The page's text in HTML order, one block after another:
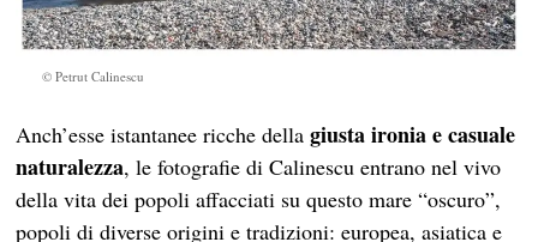
© Petrut Calinescu
Anch’esse istantanee ricche dellagiusta ironia e casuale
naturalezza, le fotografie di Calinescu entrano nel vivo
della vita dei popoli affacciati su questo mare “oscuro”,
popoli di diverse origini e tradizioni: europea, asiatica e